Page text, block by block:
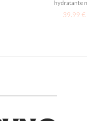
hydratante
39.99€